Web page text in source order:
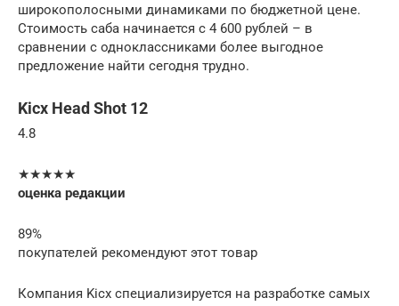
широкополосными динамиками по бюджетной цене.
Стоимость саба начинается с 4 600 рублей – в
сравнении с одноклассниками более выгодное
предложение найти сегодня трудно.
Kicx Head Shot 12
4.8
★★★★★
оценка редакции
89%
покупателей рекомендуют этот товар
Компания Kicx специализируется на разработке самых